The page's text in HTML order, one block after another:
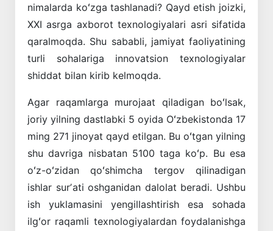
nimalarda koʻzga tashlanadi? Qayd etish joizki,
XXI asrga axborot texnologiyalari asri sifatida
qaralmoqda. Shu sababli, jamiyat faoliyatining
turli sohalariga innovatsion texnologiyalar
shiddat bilan kirib kelmoqda.
Agar raqamlarga murojaat qiladigan boʻlsak,
joriy yilning dastlabki 5 oyida Oʻzbekistonda 17
ming 271 jinoyat qayd etilgan. Bu oʻtgan yilning
shu davriga nisbatan 5100 taga koʻp. Bu esa
oʻz-oʻzidan qoʻshimcha tergov qilinadigan
ishlar surʼati oshganidan dalolat beradi. Ushbu
ish yuklamasini yengillashtirish esa sohada
ilgʻor raqamli texnologiyalardan foydalanishga